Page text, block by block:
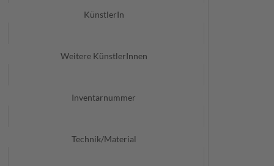
KünstlerIn
Weitere KünstlerInnen
Inventarnummer
Technik/Material